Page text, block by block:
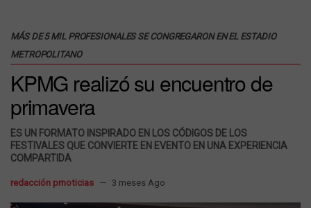
MÁS DE 5 MIL PROFESIONALES SE CONGREGARON EN EL ESTADIO
METROPOLITANO
KPMG realizó su encuentro de
primavera
ES UN FORMATO INSPIRADO EN LOS CÓDIGOS DE LOS
FESTIVALES QUE CONVIERTE EN EVENTO EN UNA EXPERIENCIA
COMPARTIDA
redacción prnoticias 3 meses Ago